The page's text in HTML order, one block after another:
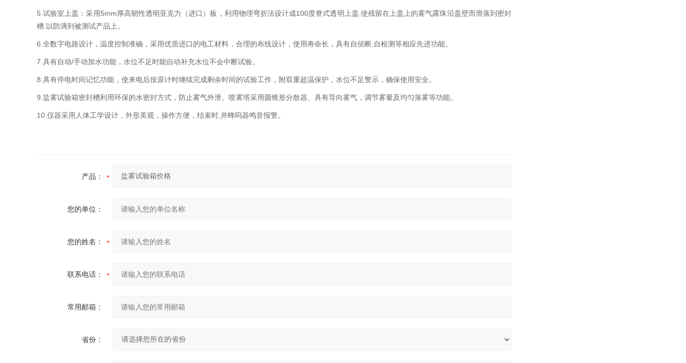
5. 试验室上盖：采用 5mm厚高韧性透明亚克力（进口）板，利用物理弯折法设计成100度脊式透明上盖 使残留在上盖上的雾气露珠沿盖壁而滑落到密封
槽 以防滴到被测试产品上。
6. 全数字电路设计，温度控制准确，采用优质进口的电工材料，合理的布线设计，使用寿命长，具有自侦断 自检测等相应先进功能。
7. 具有自动/手动加水功能，水位不足时能自动补充水位不会中断试验。
8. 具有停电时间记忆功能，使来电后按原计时继续完成剩余时间的试验工作，附双重超温保护，水位不足警示，确保使用安全。
9. 盐雾试验箱密封槽利用环保的水密封方式，防止雾气外泄。喷雾塔采用圆锥形分散器、具有导向雾气，调节雾量及均匀落雾等功能。
10. 仪器采用人体工学设计，外形美观，操作方便，结束时 并蜂呜器鸣音报警。
产品：
您的单位：
您的姓名：
联系电话：
常用邮箱：
省份：